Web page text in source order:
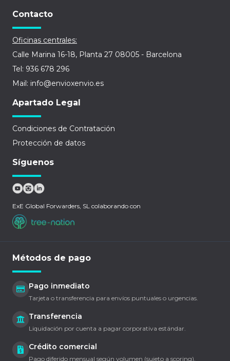
Contacto
Oficinas centrales:
Calle Marina 16-18, Planta 27 08005 - Barcelona
Tel: 936 678 296
Mail: info@envioxenvio.es
Apartado Legal
Condiciones de Contratación
Protección de datos
Síguenos
ExE Global Forwarders, SL colaborando con
Métodos de pago
Pago inmediato
Tarjeta o transferencia para envíos puntuales o urgencias.
Transferencia
Liquidación por cuenta a pagar corporativa estándar.
Crédito comercial
Pago diferido mensual según volumen (sujeto a scoring).